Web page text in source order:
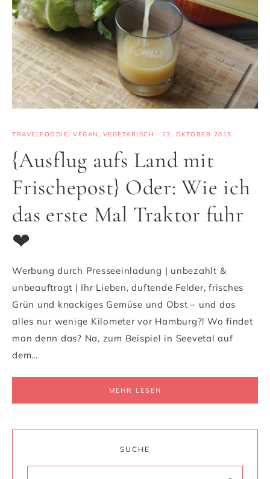
TRAVELFOODIE, VEGAN, VEGETARISCH · 23. OKTOBER 2015
{Ausflug aufs Land mit
Frischepost} Oder: Wie ich
das erste Mal Traktor fuhr
❤
Werbung durch Presseeinladung | unbezahlt &
unbeauftragt | Ihr Lieben, duftende Felder, frisches
Grün und knackiges Gemüse und Obst – und das
alles nur wenige Kilometer vor Hamburg?! Wo findet
man denn das? Na, zum Beispiel in Seevetal auf
dem…
MEHR LESEN
SUCHE